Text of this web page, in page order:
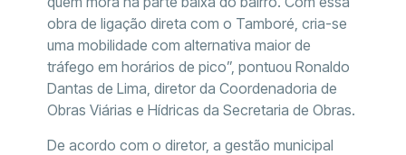
obra de ligação direta com o Tamboré, cria-se
uma mobilidade com alternativa maior de
tráfego em horários de pico”, pontuou Ronaldo
Dantas de Lima, diretor da Coordenadoria de
Obras Viárias e Hídricas da Secretaria de Obras.
De acordo com o diretor, a gestão municipal